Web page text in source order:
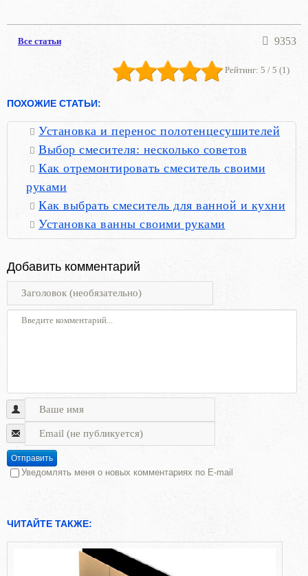
Все статьи 9353
Рейтинг: 5 / 5 (1 )
ПОХОЖИЕ СТАТЬИ:
Установка и перенос полотенцесушителей
Выбор смесителя: несколько советов
Как отремонтировать смеситель своими
руками
Как выбрать смеситель для ванной и кухни
Установка ванны своими руками
Добавить комментарий
Отправить
Уведомлять меня о новых комментариях по E-mail
ЧИТАЙТЕ ТАКЖЕ: